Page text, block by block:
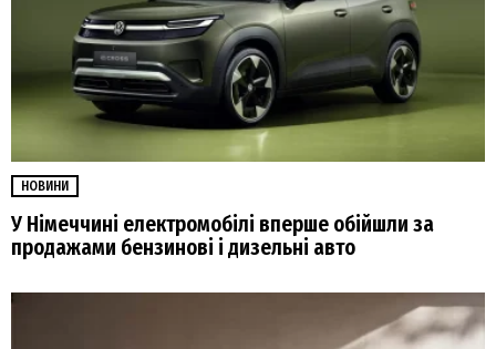
НОВИНИ
У Німеччині електромобілі вперше обійшли за
продажами бензинові і дизельні авто